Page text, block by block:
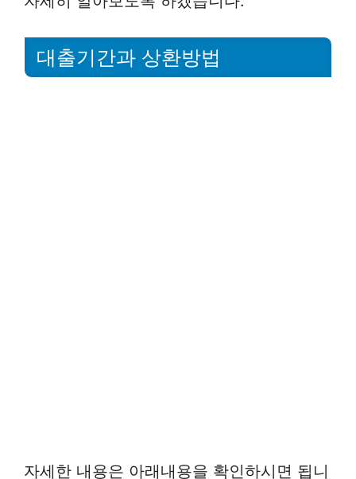
대출기간과 상환방법
자세한 내용은 아래내용을 확인하시면 됩니